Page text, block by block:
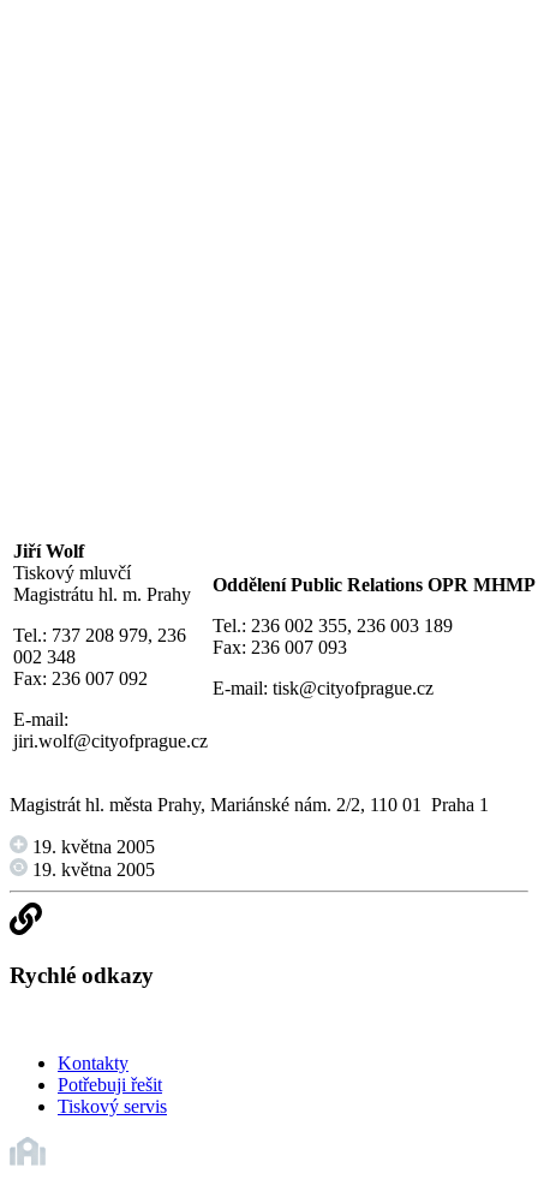
Jiří Wolf
Tiskový mluvčí
Magistrátu hl. m. Prahy
Tel.: 737 208 979, 236
002 348
Fax: 236 007 092
E-mail:
jiri.wolf@cityofprague.cz
Oddělení Public Relations OPR MHMP
Tel.: 236 002 355, 236 003 189
Fax: 236 007 093
E-mail: tisk@cityofprague.cz
Magistrát hl. města Prahy, Mariánské nám. 2/2, 110 01 Praha 1
19. května 2005
19. května 2005
Rychlé odkazy
Kontakty
Potřebuji řešit
Tiskový servis